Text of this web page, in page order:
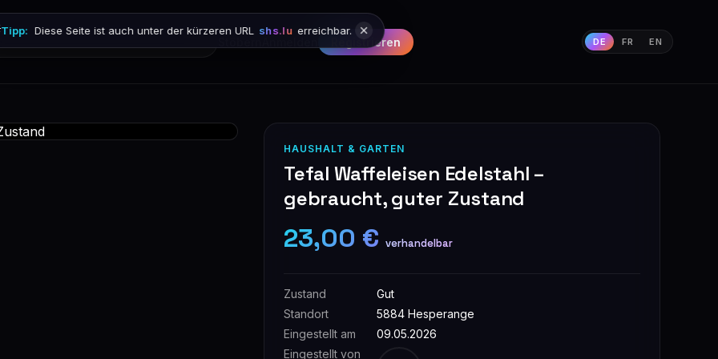
Registrieren DE FR EN
Tipp: Diese Seite ist auch unter der kürzeren URL shs.lu erreichbar.
HAUSHALT & GARTEN
Tefal Waffeleisen Edelstahl –
gebraucht, guter Zustand
23,00 € verhandelbar
Zustand
Gut
Standort
5884 Hesperange
Eingestellt am
09.05.2026
Eingestellt von